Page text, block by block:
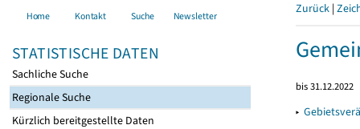
Home Kontakt Suche Newsletter
STATISTISCHE DATEN
Sachliche Suche
Regionale Suche
Kürzlich bereitgestellte Daten
Zurück |
bis 31.12.2022
▸